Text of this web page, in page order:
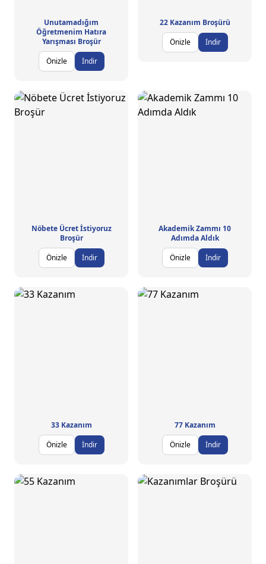
Unutamadığım
Öğretmenim Hatıra
Yarışması Broşür
Önizle
İndir
22 Kazanım Broşürü
Önizle
İndir
Nöbete Ücret İstiyoruz
Broşür
Önizle
İndir
Akademik Zammı 10
Adımda Aldık
Önizle
İndir
33 Kazanım
Önizle
İndir
77 Kazanım
Önizle
İndir